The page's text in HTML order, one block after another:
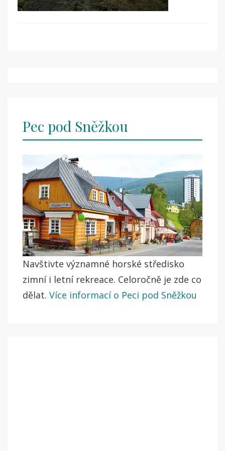
navigation
Pec pod Sněžkou
Navštivte významné horské středisko
zimní i letní rekreace. Celoročně je zde co
dělat. Více informací o Peci pod Sněžkou